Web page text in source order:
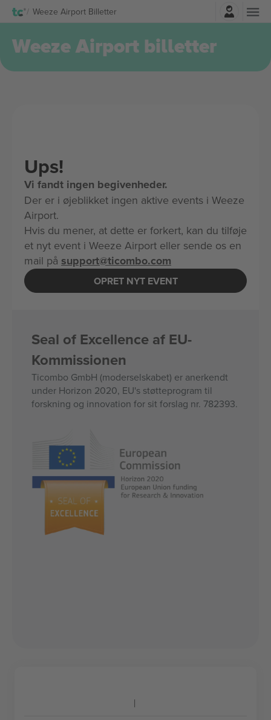
Weeze Airport Billetter
Weeze Airport billetter
Ups!
Vi fandt ingen begivenheder.
Der er i øjeblikket ingen aktive events i Weeze
Airport.
Hvis du mener, at dette er forkert, kan du tilføje
et nyt event i Weeze Airport eller sende os en
mail på support@ticombo.com
OPRET NYT EVENT
Seal of Excellence af EU-
Kommissionen
Ticombo GmbH (moderselskabet) er anerkendt
under Horizon 2020, EU's støtteprogram til
forskning og innovation for sit forslag nr. 782393.